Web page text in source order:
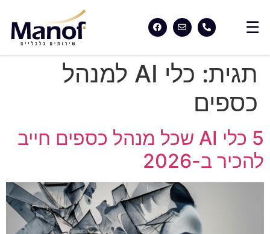
תגית:
כלי AI למנהל
כספים
5 כלי AI שכל מנהל כספים חייב
להכיר ב-2026